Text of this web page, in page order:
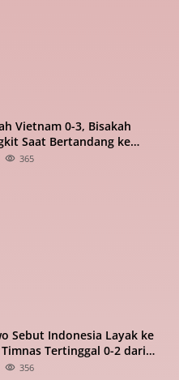
Vietnam 0-3, Bisakah
Saat Bertandang ke
365
Sebut Indonesia Layak ke
Tertinggal 0-2 dari
I Piala ASEAN
356